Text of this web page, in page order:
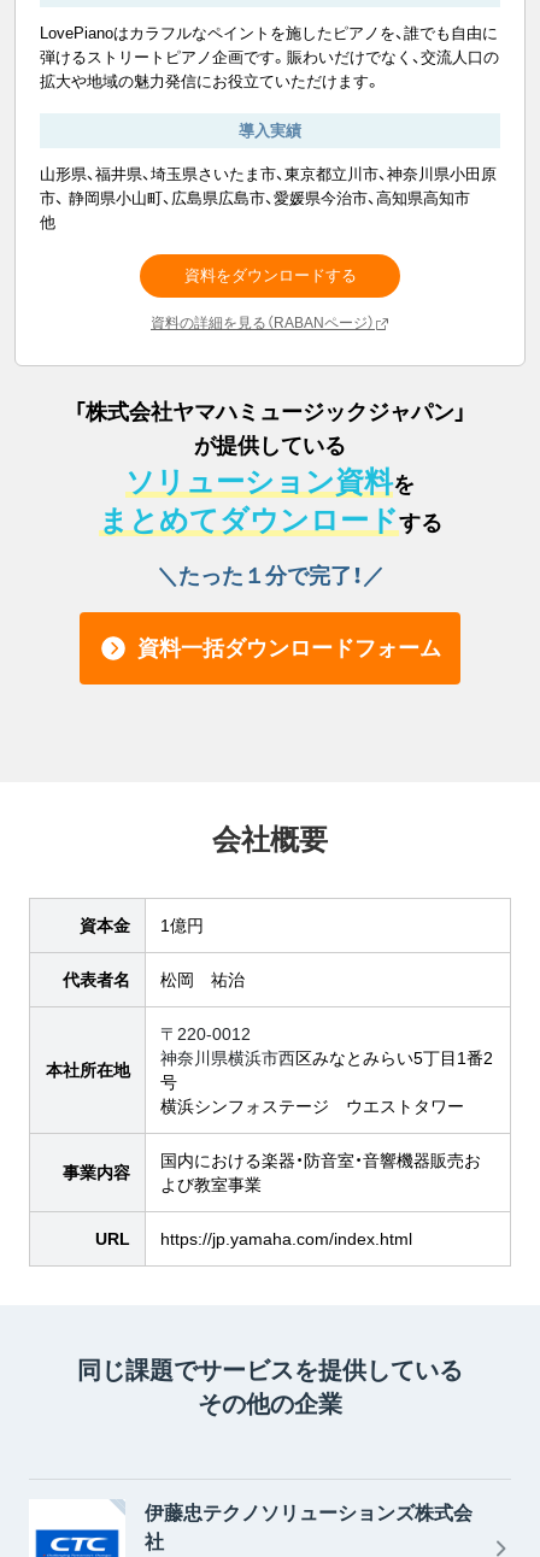
LovePianoはカラフルなペイントを施したピアノを、誰でも自由に
弾けるストリートピアノ企画です。賑わいだけでなく、交流人口の
拡大や地域の魅力発信にお役立ていただけます。
導入実績
山形県、福井県、埼玉県さいたま市、東京都立川市、神奈川県小田原
市、 静岡県小山町、広島県広島市、愛媛県今治市、高知県高知市
他
資料をダウンロードする
資料の詳細を見る（RABANページ）
「株式会社ヤマハミュージックジャパン 」
が提供している
ソリューション資料を
まとめてダウンロードする
＼たった１分で完了！／
資料一括ダウンロードフォーム
会社概要
資本金 1億円
代表者名 松岡 祐治
本社所在地
〒220-0012
神奈川県横浜市西区みなとみらい5丁目1番2
号
横浜シンフォステージ ウエストタワー
事業内容
国内における楽器・防音室・音響機器販売お
よび教室事業
URL https://jp.yamaha.com/index.html
同じ課題でサービスを提供している
その他の企業
伊藤忠テクノソリューションズ株式会
社